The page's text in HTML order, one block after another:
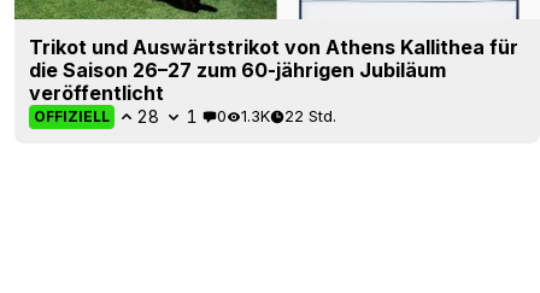
Trikot und Auswärtstrikot von Athens Kallithea für
die Saison 26–27 zum 60-jährigen Jubiläum
veröffentlicht
OFFIZIELL 28 1 0 1.3K 22 Std.